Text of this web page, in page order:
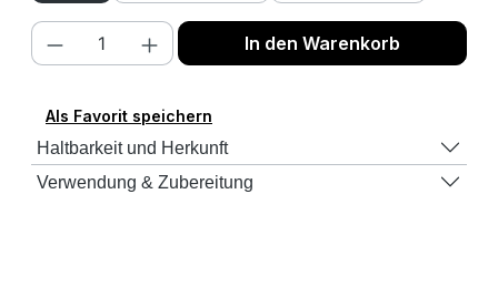
Produkt Anzahl: Gib den gewünschten
In den Warenkorb
Als Favorit speichern
Haltbarkeit und Herkunft
Verwendung & Zubereitung